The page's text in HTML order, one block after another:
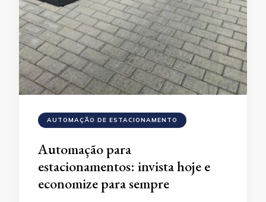
AUTOMAÇÃO DE ESTACIONAMENTO
Automação para
estacionamentos: invista hoje e
economize para sempre